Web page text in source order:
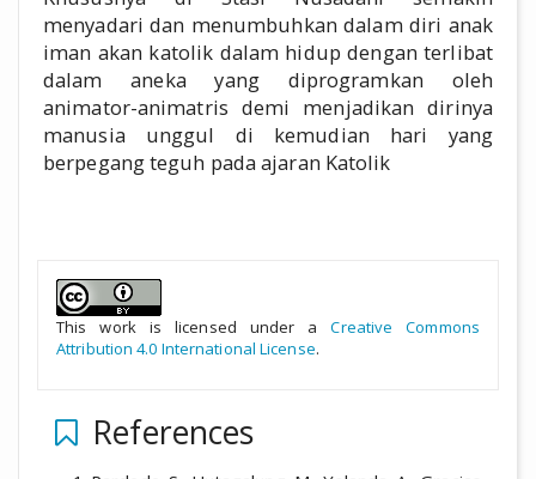
menyadari dan menumbuhkan dalam diri anak
iman akan katolik dalam hidup dengan terlibat
dalam aneka yang diprogramkan oleh
animator-animatris demi menjadikan dirinya
manusia unggul di kemudian hari yang
berpegang teguh pada ajaran Katolik
This work is licensed under aCreative Commons
Attribution 4.0 International License.
References